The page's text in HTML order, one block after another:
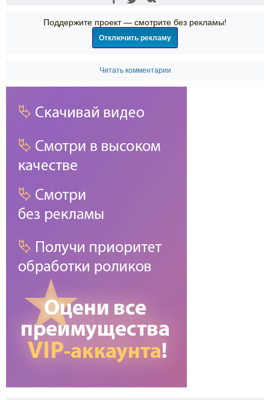
Поддержите проект — смотрите без рекламы!
Отключить рекламу
Читать комментарии